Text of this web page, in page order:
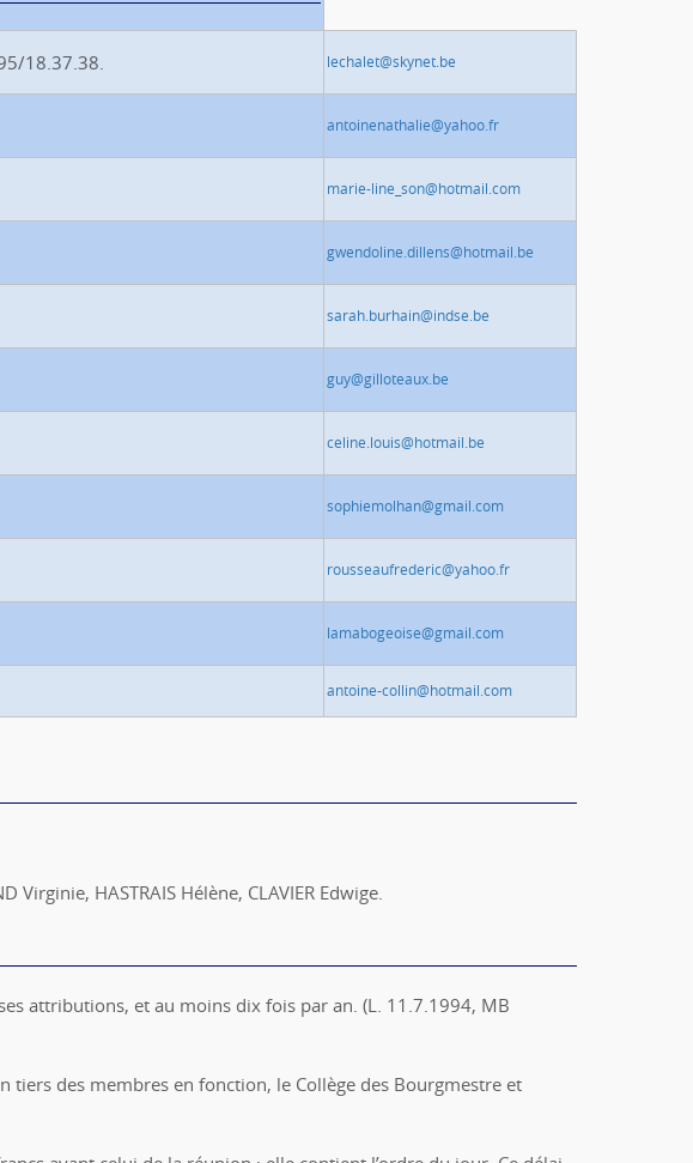
18.37.38. lechalet@skynet.be
antoinenathalie@yahoo.fr
marie-line_son@hotmail.com
gwendoline.dillens@hotmail.be
sarah.burhain@indse.be
guy@gilloteaux.be
celine.louis@hotmail.be
sophiemolhan@gmail.com
rousseaufrederic@yahoo.fr
lamabogeoise@gmail.com
antoine-collin@hotmail.com
Virginie, HASTRAIS Hélène, CLAVIER Edwige.
attributions, et au moins dix fois par an. (L. 11.7.1994, MB
tiers des membres en fonction, le Collège des Bourgmestre et